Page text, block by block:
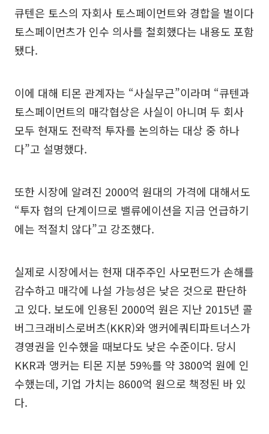
큐텐은 토스의 자회사 토스페이먼트와 경합을 벌이다
토스페이먼츠가 인수 의사를 철회했다는 내용도 포함
됐다.
이에 대해 티몬 관계자는 “사실무근”이라며 “큐텐과
토스페이먼트의 매각협상은 사실이 아니며 두 회사
모두 현재도 전략적 투자를 논의하는 대상 중 하나
다”고 설명했다.
또한 시장에 알려진 2000억 원대의 가격에 대해서도
“투자 협의 단계이므로 밸류에이션을 지금 언급하기
에는 적절치 않다”고 강조했다.
실제로 시장에서는 현재 대주주인 사모펀드가 손해를
감수하고 매각에 나설 가능성은 낮은 것으로 판단하
고 있다. 보도에 인용된 2000억 원은 지난 2015년 콜
버그크래비스로버츠(KKR)와 앵커에쿼티파트너스가
경영권을 인수했을 때보다도 낮은 수준이다. 당시
KKR과 앵커는 티몬 지분 59%를 약 3800억 원에 인
수했는데, 기업 가치는 8600억 원으로 책정된 바 있
다.